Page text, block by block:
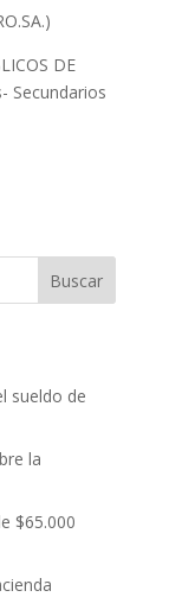
DE
Secundarios
Buscar
sueldo de
la
$65.000